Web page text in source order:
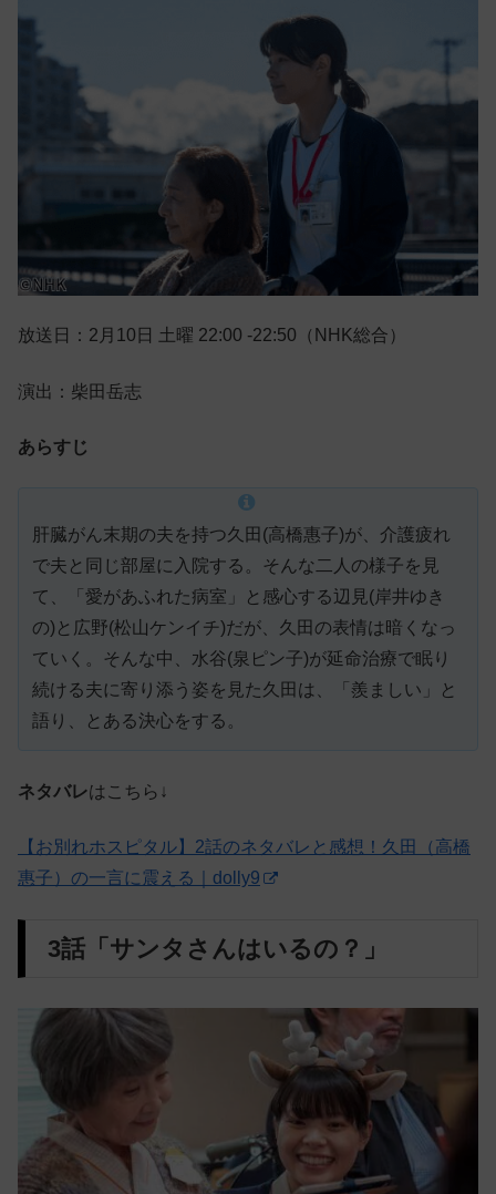
放送日：2月10日 土曜 22:00 -22:50（NHK総合）
演出：柴田岳志
あらすじ
肝臓がん末期の夫を持つ久田(高橋惠子)が、介護疲れ
で夫と同じ部屋に入院する。そんな二人の様子を見
て、「愛があふれた病室」と感心する辺見(岸井ゆき
の)と広野(松山ケンイチ)だが、久田の表情は暗くなっ
ていく。そんな中、水谷(泉ピン子)が延命治療で眠り
続ける夫に寄り添う姿を見た久田は、「羨ましい」と
語り、とある決心をする。
ネタバレはこちら↓
【お別れホスピタル】2話のネタバレと感想！久田（高橋
惠子）の一言に震える｜dolly9
3話「サンタさんはいるの？」